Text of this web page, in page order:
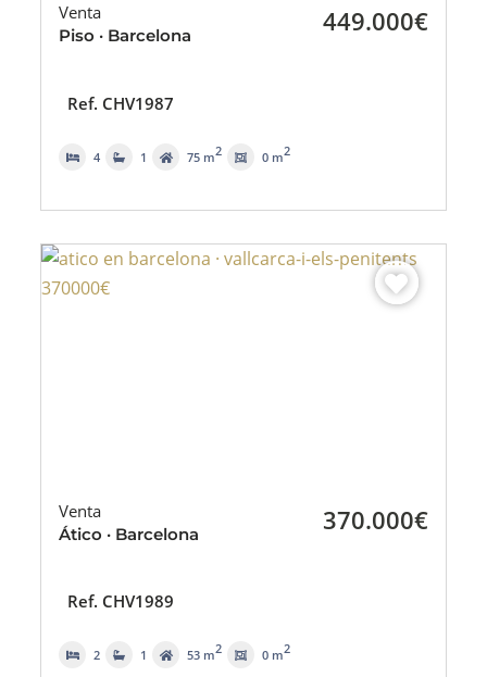
Venta
Piso · Barcelona 449.000€
Ref. CHV1987
4 1 75 m2 0 m2
Venta
Ático · Barcelona 370.000€
Ref. CHV1989
2 1 53 m2 0 m2